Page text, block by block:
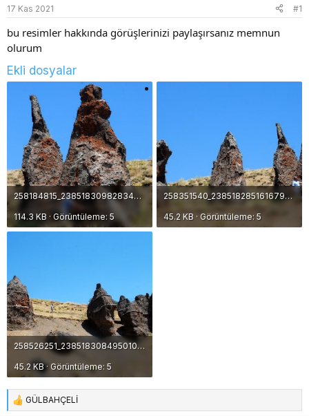
u
b
a
ş
a
t
ı
ç
r
i
h
17 Kas 2021 #1
bu resimler hakkında görüşlerinizi paylaşırsanız memnun
olurum
Ekli dosyalar
258184815_2385183098283433_4738073735520879227_n.jpg
114.3 KB · Görüntüleme: 5
258351540_2385182851616791_5547575804721453952_n.jpg
45.2 KB · Görüntüleme: 5
258526251_2385183084950101_5144020775106759170_n.jpg
45.2 KB · Görüntüleme: 5
T
GÜLBAHÇELİ